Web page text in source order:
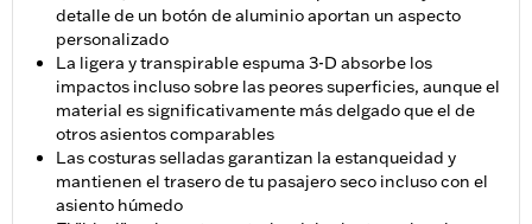
detalle de un botón de aluminio aportan un aspecto
personalizado
La ligera y transpirable espuma 3-D absorbe los
impactos incluso sobre las peores superficies, aunque el
material es significativamente más delgado que el de
otros asientos comparables
Las costuras selladas garantizan la estanqueidad y
mantienen el trasero de tu pasajero seco incluso con el
asiento húmedo